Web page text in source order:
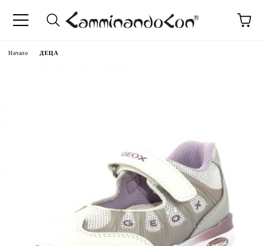
Начало ДЕЦА